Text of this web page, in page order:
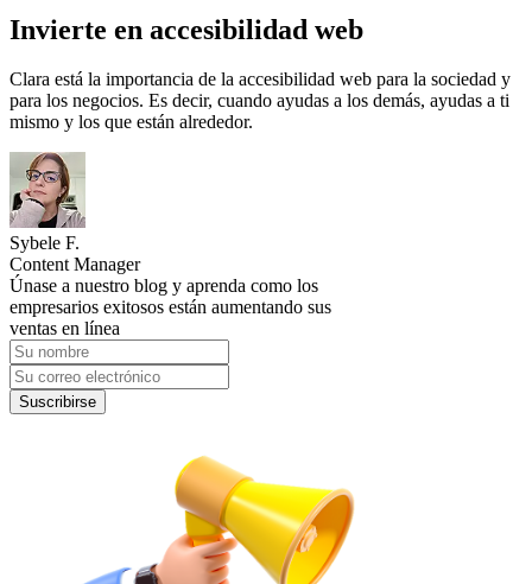
Invierte en accesibilidad web
Clara está la importancia de la accesibilidad web para la sociedad y
para los negocios. Es decir, cuando ayudas a los demás, ayudas a ti
mismo y los que están alrededor.
Sybele F.
Content Manager
Únase a nuestro blog y aprenda como los
empresarios exitosos están aumentando sus
ventas en línea
Suscribirse